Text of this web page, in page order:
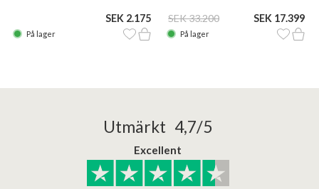
SEK 2.175
På lager
SEK 33.200 SEK 17.399
På lager
Utmärkt 4,7/5
Excellent